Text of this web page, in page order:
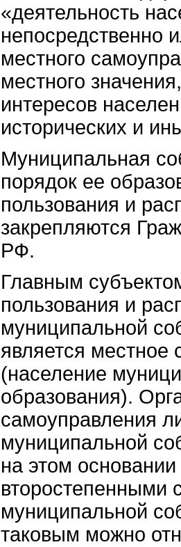
«деятельность
непосредственно
местного
местного
интересов
исторических и
Муниципальная
порядок ее
пользования и
закрепляются
РФ.
Главным
пользования и
муниципальной
является местное
(население
образования).
самоуправления
муниципальной
на этом
второстепенными
муниципальной
таковым можно